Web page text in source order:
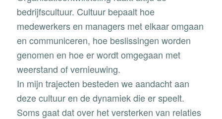
bedrijfscultuur. Cultuur bepaalt hoe
medewerkers en managers met elkaar omgaan
en communiceren, hoe beslissingen worden
genomen en hoe er wordt omgegaan met
weerstand of vernieuwing.
In mijn trajecten besteden we aandacht aan
deze cultuur en de dynamiek die er speelt.
Soms gaat dat over het versterken van relaties